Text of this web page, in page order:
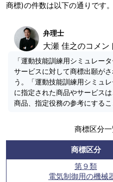
商標)の件数は以下の通りです。
弁理士
大瀬 佳之のコメン
「運動技能訓練用シミュレー
サービスに対して商標出願が
う。「運動技能訓練用シミュ
に指定された商品やサービス
商品、指定役務の参考にするこ
商標区分
商標区分
第９類
電気制御用の機械